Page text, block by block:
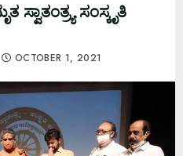
ಸಂಸ್ಕೃತಿ
OCTOBER 1, 2021